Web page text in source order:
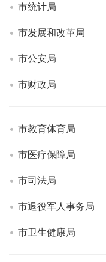
市统计局
市发展和改革局
市公安局
市财政局
市教育体育局
市医疗保障局
市司法局
市退役军人事务局
市卫生健康局